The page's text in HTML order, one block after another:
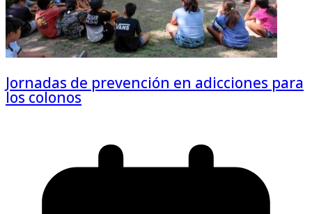
Jornadas de prevención en adicciones para
los colonos